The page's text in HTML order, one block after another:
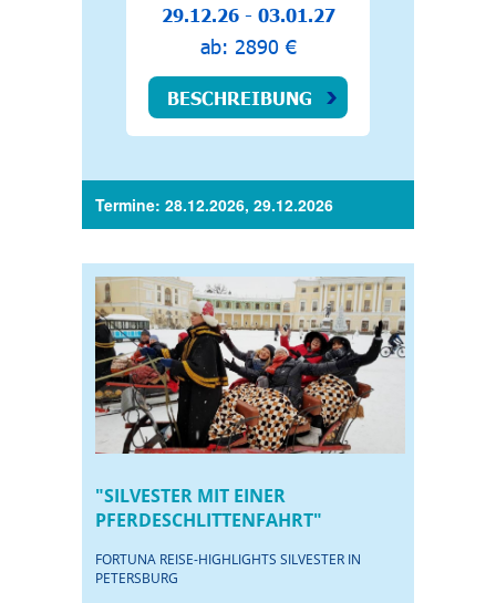
29.12.26 - 03.01.27
ab: 2890 €
BESCHREIBUNG
Termine: 28.12.2026, 29.12.2026
"SILVESTER MIT EINER
PFERDESCHLITTENFAHRT"
FORTUNA REISE-HIGHLIGHTS SILVESTER IN
PETERSBURG